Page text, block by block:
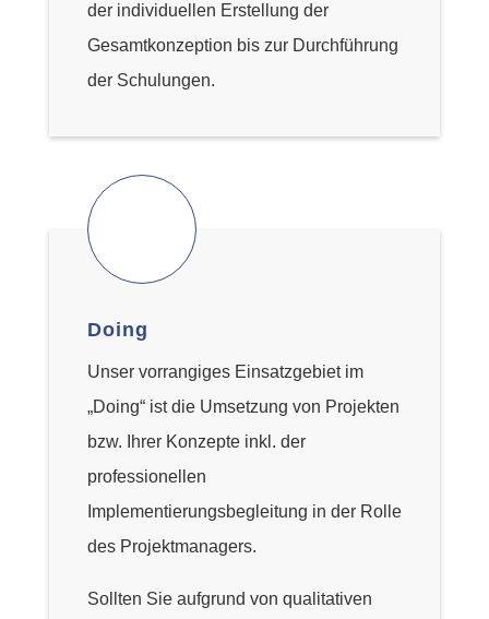
der individuellen Erstellung der
Gesamtkonzeption bis zur Durchführung
der Schulungen.
Doing
Unser vorrangiges Einsatzgebiet im
„Doing“ ist die Umsetzung von Projekten
bzw. Ihrer Konzepte inkl. der
professionellen
Implementierungsbegleitung in der Rolle
des Projektmanagers.
Sollten Sie aufgrund von qualitativen